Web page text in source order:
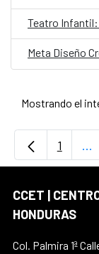
Teatro Infantil:
Meta Diseño
Mostrando el
Página
1 ...
CCET |
HONDURAS
Col. Palmira 1ª